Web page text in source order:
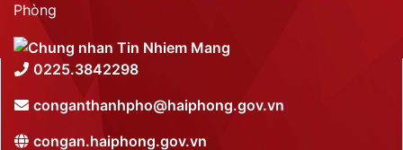
Phòng
0225.3842298
conganthanhpho@haiphong.gov.vn
congan.haiphong.gov.vn